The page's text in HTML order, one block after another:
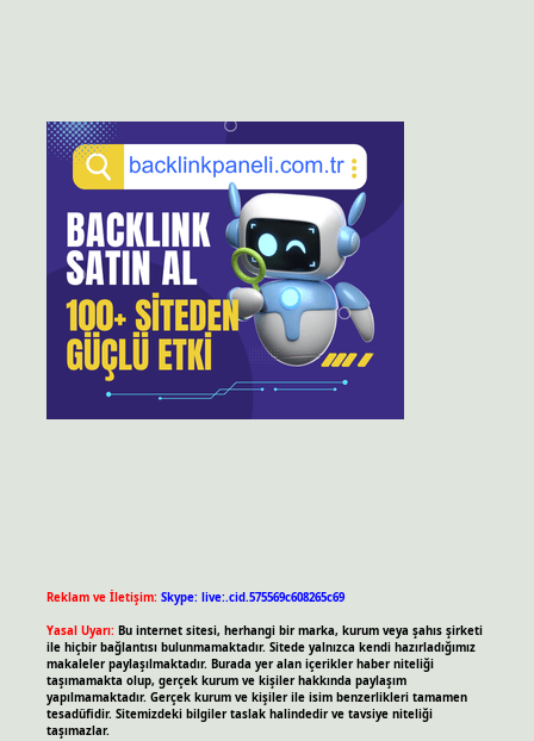
Reklam ve İletişim: Skype: live:.cid.575569c608265c69
Yasal Uyarı: Bu internet sitesi, herhangi bir marka, kurum veya şahıs şirketi
ile hiçbir bağlantısı bulunmamaktadır. Sitede yalnızca kendi hazırladığımız
makaleler paylaşılmaktadır. Burada yer alan içerikler haber niteliği
taşımamakta olup, gerçek kurum ve kişiler hakkında paylaşım
yapılmamaktadır. Gerçek kurum ve kişiler ile isim benzerlikleri tamamen
tesadüfidir. Sitemizdeki bilgiler taslak halindedir ve tavsiye niteliği
taşımazlar.